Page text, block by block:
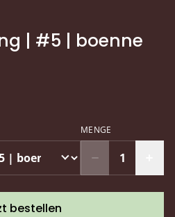
| #5 | boenne
MENGE
bestellen